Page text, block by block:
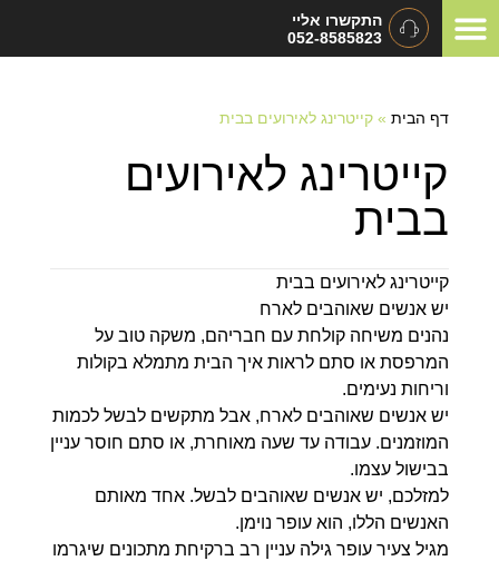
התקשרו אליי
052-8585823
דף הבית» קייטרינג לאירועים בבית
קייטרינג לאירועים
בבית
קייטרינג לאירועים בבית
יש אנשים שאוהבים לארח
נהנים משיחה קולחת עם חבריהם, משקה טוב על
המרפסת או סתם לראות איך הבית מתמלא בקולות
וריחות נעימים.
יש אנשים שאוהבים לארח, אבל מתקשים לבשל לכמות
המוזמנים. עבודה עד שעה מאוחרת, או סתם חוסר עניין
בבישול עצמו.
למזלכם, יש אנשים שאוהבים לבשל. אחד מאותם
האנשים הללו, הוא עופר נוימן.
מגיל צעיר עופר גילה עניין רב ברקיחת מתכונים שיגרמו